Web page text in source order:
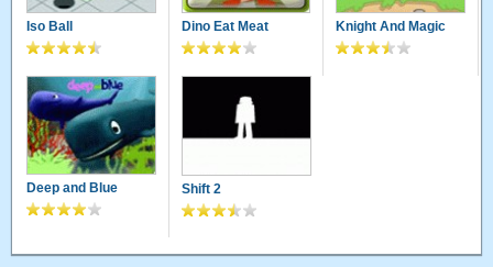
Iso Ball Dino Eat Meat Knight And Magic
Deep and Blue Shift 2